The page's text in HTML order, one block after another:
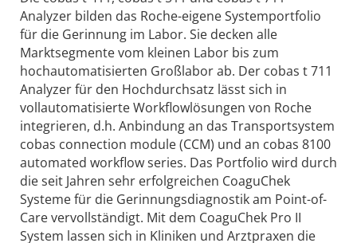
Analyzer bilden das Roche-eigene Systemportfolio
für die Gerinnung im Labor. Sie decken alle
Marktsegmente vom kleinen Labor bis zum
hochautomatisierten Großlabor ab. Der cobas t 711
Analyzer für den Hochdurchsatz lässt sich in
vollautomatisierte Workflowlösungen von Roche
integrieren, d.h. Anbindung an das Transportsystem
cobas connection module (CCM) und an cobas 8100
automated workflow series. Das Portfolio wird durch
die seit Jahren sehr erfolgreichen CoaguChek
Systeme für die Gerinnungsdiagnostik am Point-of-
Care vervollständigt. Mit dem CoaguChek Pro II
System lassen sich in Kliniken und Arztpraxen die